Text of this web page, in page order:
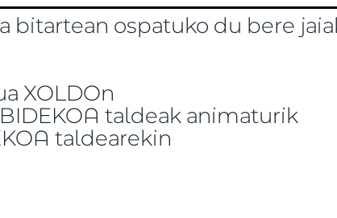
bitartean ospatuko du bere
XOLDOn
taldeak animaturik
taldearekin